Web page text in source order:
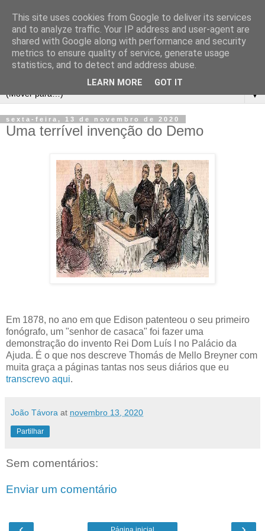
▼
sexta-feira, 13 de novembro de 2020
Uma terrível invenção do Demo
Em 1878, no ano em que Edison patenteou o seu primeiro
fonógrafo, um "senhor de casaca" foi fazer uma
demonstração do invento Rei Dom Luís I no Palácio da
Ajuda. É o que nos descreve Thomás de Mello Breyner com
muita graça a páginas tantas nos seus diários que eu
transcrevo aqui.
João Távora at novembro 13, 2020
Partilhar
Sem comentários:
Enviar um comentário
This site uses cookies from Google to deliver its services
and to analyze traffic. Your IP address and user-agent are
shared with Google along with performance and security
metrics to ensure quality of service, generate usage
statistics, and to detect and address abuse.
LEARN MORE GOT IT